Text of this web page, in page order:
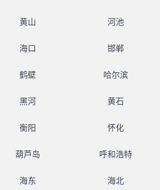
黄山 河池
海口 邯郸
鹤壁 哈尔滨
黑河 黄石
衡阳 怀化
葫芦岛 呼和浩特
海东 海北